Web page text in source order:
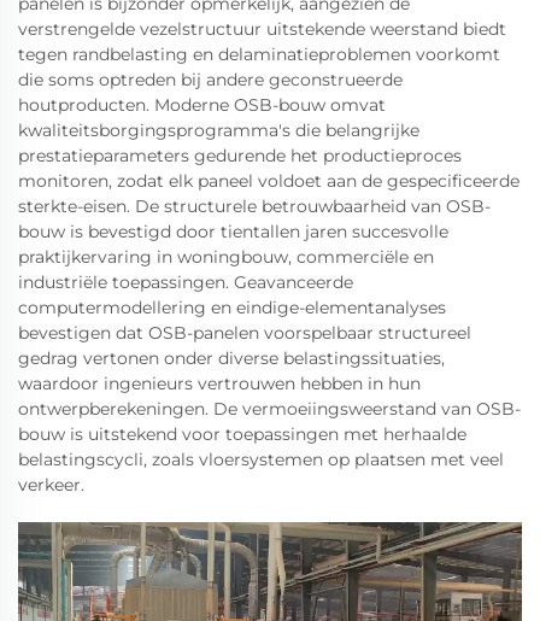
verstrengelde vezelstructuur uitstekende weerstand biedt
tegen randbelasting en delaminatieproblemen voorkomt
die soms optreden bij andere geconstrueerde
houtproducten. Moderne OSB-bouw omvat
kwaliteitsborgingsprogramma's die belangrijke
prestatieparameters gedurende het productieproces
monitoren, zodat elk paneel voldoet aan de gespecificeerde
sterkte-eisen. De structurele betrouwbaarheid van OSB-
bouw is bevestigd door tientallen jaren succesvolle
praktijkervaring in woningbouw, commerciële en
industriële toepassingen. Geavanceerde
computermodellering en eindige-elementanalyses
bevestigen dat OSB-panelen voorspelbaar structureel
gedrag vertonen onder diverse belastingssituaties,
waardoor ingenieurs vertrouwen hebben in hun
ontwerpberekeningen. De vermoeiingsweerstand van OSB-
bouw is uitstekend voor toepassingen met herhaalde
belastingscycli, zoals vloersystemen op plaatsen met veel
verkeer.